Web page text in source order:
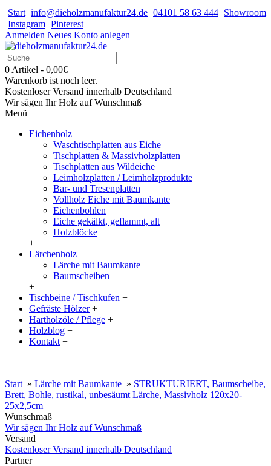
Start info@dieholzmanufaktur24.de 04101 58 63 444 Showroom
Instagram Pinterest
Anmelden Neues Konto anlegen
0 Artikel - 0,00€
Warenkorb ist noch leer.
Kostenloser Versand innerhalb Deutschland
Wir sägen Ihr Holz auf Wunschmaß
Menü
Eichenholz
Waschtischplatten aus Eiche
Tischplatten & Massivholzplatten
Tischplatten aus Wildeiche
Leimholzplatten / Leimholzprodukte
Bar- und Tresenplatten
Vollholz Eiche mit Baumkante
Eichenbohlen
Eiche gekälkt, geflammt, alt
Holzblöcke
+
Lärchenholz
Lärche mit Baumkante
Baumscheiben
+
Tischbeine / Tischkufen +
Gefräste Hölzer +
Hartholzöle / Pflege +
Holzblog +
Kontakt +
Start » Lärche mit Baumkante » STRUKTURIERT, Baumscheibe,
Brett, Bohle, rustikal, unbesäumt Lärche, Massivholz 120x20-
25x2,5cm
Wunschmaß
Wir sägen Ihr Holz auf Wunschmaß
Versand
Kostenloser Versand innerhalb Deutschland
Partner